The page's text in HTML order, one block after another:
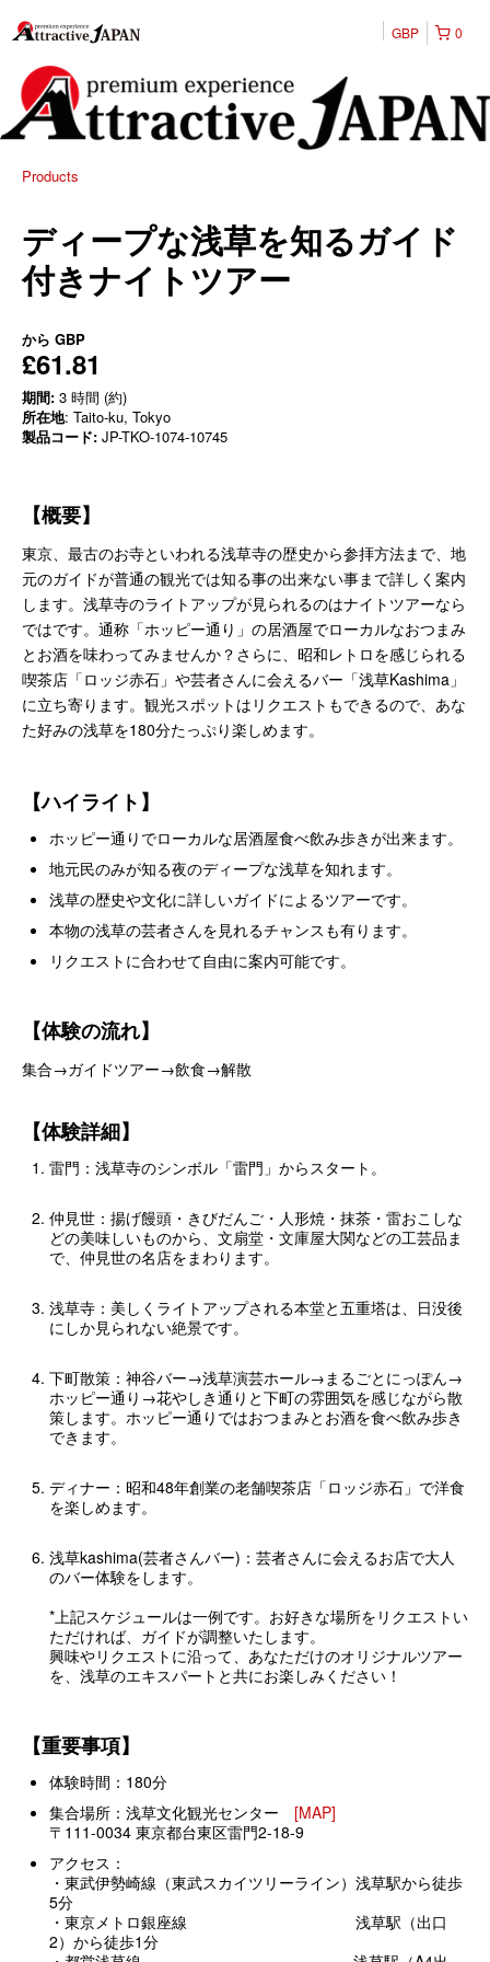
0
GBP
Products
ディープな浅草を知るガイド
付きナイトツアー
から GBP
£61.81
期間: 3 時間 (約)
所在地: Taito-ku, Tokyo
製品コード: JP-TKO-1074-10745
【概要】
東京、最古のお寺といわれる浅草寺の歴史から参拝方法まで、地
元のガイドが普通の観光では知る事の出来ない事まで詳しく案内
します。浅草寺のライトアップが見られるのはナイトツアーなら
ではです。通称「ホッピー通り」の居酒屋でローカルなおつまみ
とお酒を味わってみませんか？さらに、昭和レトロを感じられる
喫茶店「ロッジ赤石」や芸者さんに会えるバー「浅草Kashima」
に立ち寄ります。観光スポットはリクエストもできるので、あな
た好みの浅草を180分たっぷり楽しめます。
【ハイライト】
ホッピー通りでローカルな居酒屋食べ飲み歩きが出来ます。
地元民のみが知る夜のディープな浅草を知れます。
浅草の歴史や文化に詳しいガイドによるツアーです。
本物の浅草の芸者さんを見れるチャンスも有ります。
リクエストに合わせて自由に案内可能です。
【体験の流れ】
集合→ガイドツアー→飲食→解散
【体験詳細】
雷門：浅草寺のシンボル「雷門」からスタート。
仲見世：揚げ饅頭・きびだんご・人形焼・抹茶・雷おこしな
どの美味しいものから、文扇堂・文庫屋大関などの工芸品ま
で、仲見世の名店をまわります。
浅草寺：美しくライトアップされる本堂と五重塔は、日没後
にしか見られない絶景です。
下町散策：神谷バー→浅草演芸ホール→まるごとにっぽん→
ホッピー通り→花やしき通りと下町の雰囲気を感じながら散
策します。ホッピー通りではおつまみとお酒を食べ飲み歩き
できます。
ディナー：昭和48年創業の老舗喫茶店「ロッジ赤石」で洋食
を楽しめます。
浅草kashima(芸者さんバー)：芸者さんに会えるお店で大人
のバー体験をします。
*上記スケジュールは一例です。お好きな場所をリクエストい
ただければ、ガイドが調整いたします。
興味やリクエストに沿って、あなただけのオリジナルツアー
を、浅草のエキスパートと共にお楽しみください！
【重要事項】
体験時間：180分
集合場所：浅草文化観光センター [MAP]
〒111-0034 東京都台東区雷門2-18-9
アクセス：
・東武伊勢崎線（東武スカイツリーライン）浅草駅から徒歩
5分
・東京メトロ銀座線 浅草駅（出口
2）から徒歩1分